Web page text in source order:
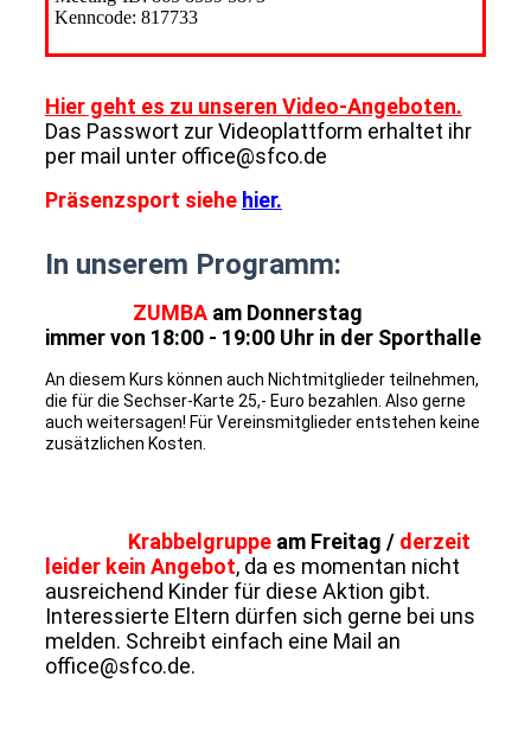
Kenncode: 817733
Hier geht es zu unseren Video-Angeboten.
Das Passwort zur Videoplattform erhaltet ihr
per mail unter office@sfco.de
Präsenzsport siehe hier.
In unserem Programm:
ZUMBAam Donnerstag
immer von 18:00 - 19:00 Uhr in der Sporthalle
An diesem Kurs können auch Nichtmitglieder teilnehmen,
die für die Sechser-Karte 25,- Euro bezahlen. Also gerne
auch weitersagen! Für Vereinsmitglieder entstehen keine
zusätzlichen Kosten.
Krabbelgruppeam Freitag / derzeit
leider kein Angebot, da es momentan nicht
ausreichend Kinder für diese Aktion gibt.
Interessierte Eltern dürfen sich gerne bei uns
melden. Schreibt einfach eine Mail an
office@sfco.de.